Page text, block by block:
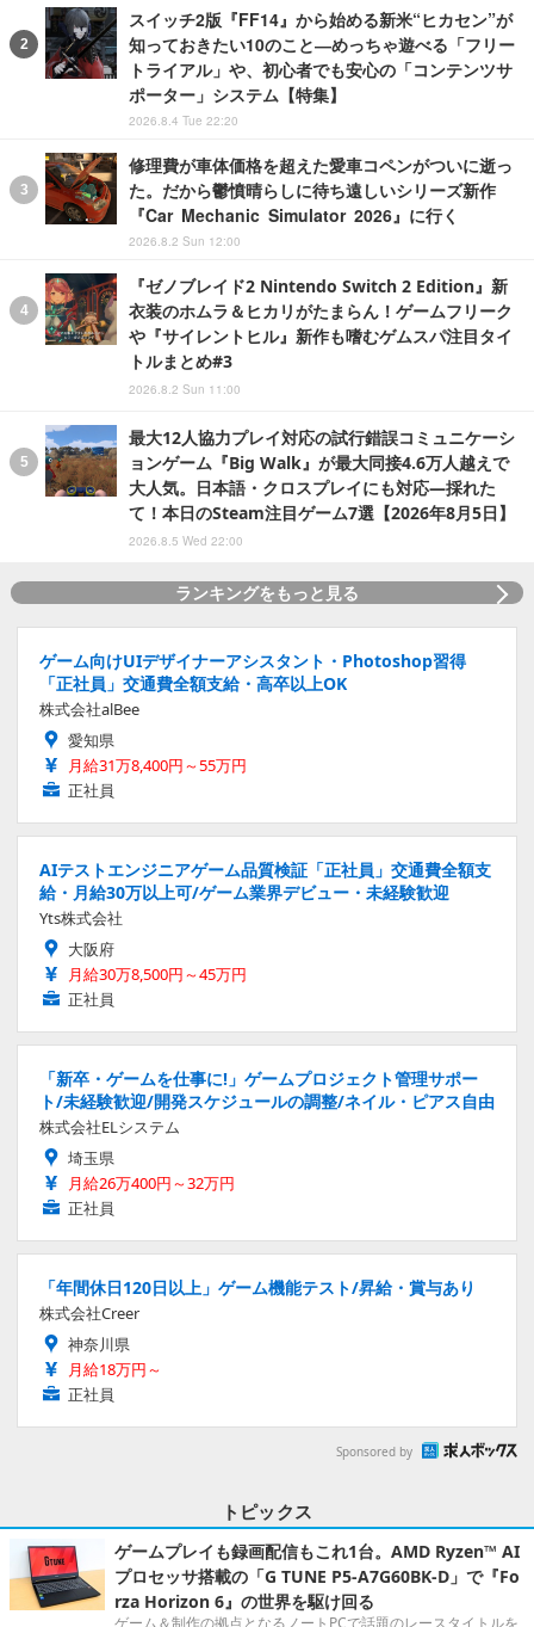
スイッチ2版『FF14』から始める新米“ヒカセン”が
知っておきたい10のこと―めっちゃ遊べる「フリー
トライアル」や、初心者でも安心の「コンテンツサ
ポーター」システム【特集】
2026.8.4 Tue 22:20
修理費が車体価格を超えた愛車コペンがついに逝っ
た。だから鬱憤晴らしに待ち遠しいシリーズ新作
『Car Mechanic Simulator 2026』に行く
2026.8.2 Sun 12:00
『ゼノブレイド2 Nintendo Switch 2 Edition』新
衣装のホムラ＆ヒカリがたまらん！ゲームフリーク
や『サイレントヒル』新作も嗜むゲムスパ注目タイ
トルまとめ#3
2026.8.2 Sun 11:00
最大12人協力プレイ対応の試行錯誤コミュニケーシ
ョンゲーム『Big Walk』が最大同接4.6万人越えで
大人気。日本語・クロスプレイにも対応―採れた
て！本日のSteam注目ゲーム7選【2026年8月5日】
2026.8.5 Wed 22:00
ランキングをもっと見る
ゲーム向けUIデザイナーアシスタント・Photoshop習得
「正社員」交通費全額支給・高卒以上OK
株式会社alBee
愛知県
月給31万8,400円～55万円
正社員
AIテストエンジニアゲーム品質検証「正社員」交通費全額支
給・月給30万以上可/ゲーム業界デビュー・未経験歓迎
Yts株式会社
大阪府
月給30万8,500円～45万円
正社員
「新卒・ゲームを仕事に!」ゲームプロジェクト管理サポー
ト/未経験歓迎/開発スケジュールの調整/ネイル・ピアス自由
株式会社ELシステム
埼玉県
月給26万400円～32万円
正社員
「年間休日120日以上」ゲーム機能テスト/昇給・賞与あり
株式会社Creer
神奈川県
月給18万円～
正社員
Sponsored by
トピックス
ゲームプレイも録画配信もこれ1台。AMD Ryzen™ AI
プロセッサ搭載の「G TUNE P5-A7G60BK-D」で『Fo
rza Horizon 6』の世界を駆け回る